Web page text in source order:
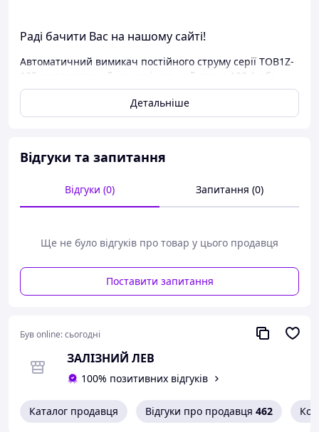
Раді бачити Вас на нашому сайті!
Автоматичний вимикач постійного струму серії TOB1Z-
125, розрахований на номінальний струм 100 А або
менше, номінальна напруга постійного струму
50мм2.
короткого замикання та для можливості відключити
джерело струму.
акумуляторних збірках на 12V, 24V, 36V, 48V ,72V та
електрогенеруючих установок де постійна напруга
Детальніше
Відгуки та запитання
Відгуки (0) Запитання (0)
Ще не було відгуків про товар у цього продавця
Поставити запитання
Був online:сьогодні
ЗАЛІЗНИЙ ЛЕВ
100% позитивних відгуків
Каталог продавця Відгуки про продавця 462